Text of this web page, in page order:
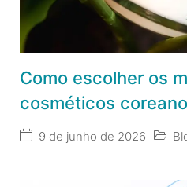
Como escolher os
cosméticos
9 de junho de 2026